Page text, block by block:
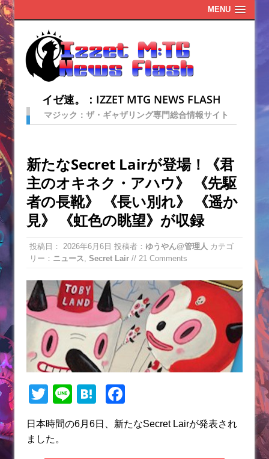
MENU
イゼ速。：IZZET MTG NEWS FLASH
マジック：ザ・ギャザリング専門総合情報サイト
新たなSecret Lairが登場！《君
主のオキネク・アハウ》 《先駆
者の長靴》 《長い別れ》 《遥か
見》 《虹色の眺望》が収録
投稿日： 2026年6月6日 投稿者： ゆうやん@管理人 カテゴ
リー： ニュース Secret Lair // 21 Comments
T
w
itt
Li
e
H
e
c
日本時間の6月6日、新たなSecret Lairが発表され
ました。